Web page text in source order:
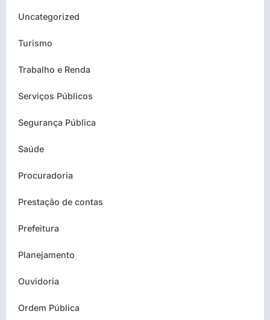
Uncategorized
Turismo
Trabalho e Renda
Serviços Públicos
Segurança Pública
Saúde
Procuradoria
Prestação de contas
Prefeitura
Planejamento
Ouvidoria
Ordem Pública